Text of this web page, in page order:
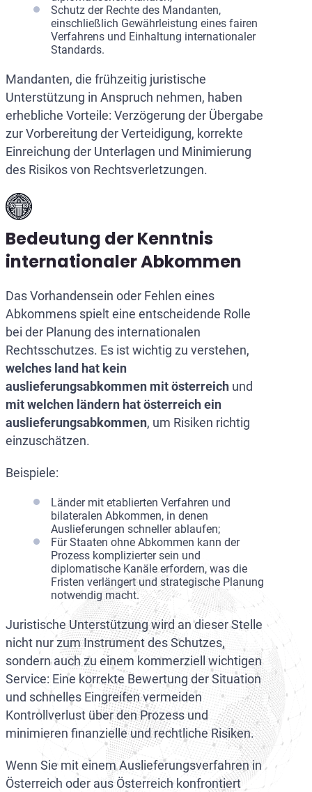
Schutz der Rechte des Mandanten,
einschließlich Gewährleistung eines fairen
Verfahrens und Einhaltung internationaler
Standards.
Mandanten, die frühzeitig juristische
Unterstützung in Anspruch nehmen, haben
erhebliche Vorteile: Verzögerung der Übergabe
zur Vorbereitung der Verteidigung, korrekte
Einreichung der Unterlagen und Minimierung
des Risikos von Rechtsverletzungen.
Bedeutung der Kenntnis
internationaler Abkommen
Das Vorhandensein oder Fehlen eines
Abkommens spielt eine entscheidende Rolle
bei der Planung des internationalen
Rechtsschutzes. Es ist wichtig zu verstehen,
welches land hat kein
auslieferungsabkommen mit österreich und
mit welchen ländern hat österreich ein
auslieferungsabkommen, um Risiken richtig
einzuschätzen.
Beispiele:
Länder mit etablierten Verfahren und
bilateralen Abkommen, in denen
Auslieferungen schneller ablaufen;
Für Staaten ohne Abkommen kann der
Prozess komplizierter sein und
diplomatische Kanäle erfordern, was die
Fristen verlängert und strategische Planung
notwendig macht.
Juristische Unterstützung wird an dieser Stelle
nicht nur zum Instrument des Schutzes,
sondern auch zu einem kommerziell wichtigen
Service: Eine korrekte Bewertung der Situation
und schnelles Eingreifen vermeiden
Kontrollverlust über den Prozess und
minimieren finanzielle und rechtliche Risiken.
Wenn Sie mit einem Auslieferungsverfahren in
Österreich oder aus Österreich konfrontiert